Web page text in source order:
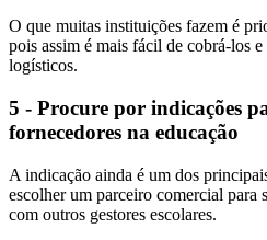
O que muitas instituições fazem é
pois assim é mais fácil de cobrá-los
logísticos.
5 - Procure por indicações
fornecedores na educação
A indicação ainda é um dos
escolher um parceiro comercial para
com outros gestores escolares.